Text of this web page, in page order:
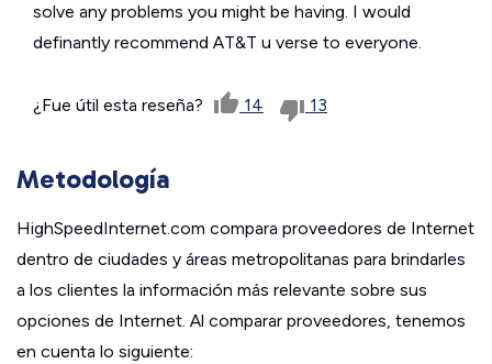
solve any problems you might be having. I would
definantly recommend AT&T u verse to everyone.
¿Fue útil esta reseña? 14 13
Metodología
HighSpeedInternet.com compara proveedores de Internet
dentro de ciudades y áreas metropolitanas para brindarles
a los clientes la información más relevante sobre sus
opciones de Internet. Al comparar proveedores, tenemos
en cuenta lo siguiente: